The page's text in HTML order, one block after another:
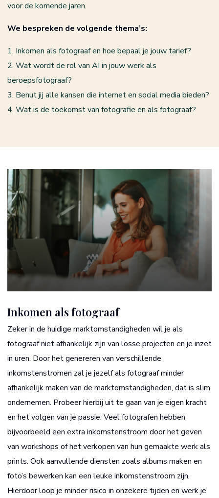
voor de komende jaren.
We bespreken de volgende thema’s:
1. Inkomen als fotograaf en hoe bepaal je jouw tarief?
2. Wat wordt de rol van AI in jouw werk als
beroepsfotograaf?
3. Benut jij alle kansen die internet en social media bieden?
4. Wat is de toekomst van fotografie en als fotograaf?
Inkomen als fotograaf
Zeker in de huidige marktomstandigheden wil je als
fotograaf niet afhankelijk zijn van losse projecten en je inzet
in uren. Door het genereren van verschillende
inkomstenstromen zal je jezelf als fotograaf minder
afhankelijk maken van de marktomstandigheden, dat is slim
ondernemen. Probeer hierbij uit te gaan van je eigen kracht
en het volgen van je passie. Veel fotografen hebben
bijvoorbeeld een extra inkomstenstroom door het geven
van workshops of het verkopen van hun gemaakte werk als
prints. Ook aanvullende diensten zoals albums maken en
foto’s bewerken kan een leuke inkomstenstroom zijn.
Hierdoor loop je minder risico in onzekere tijden en werk je